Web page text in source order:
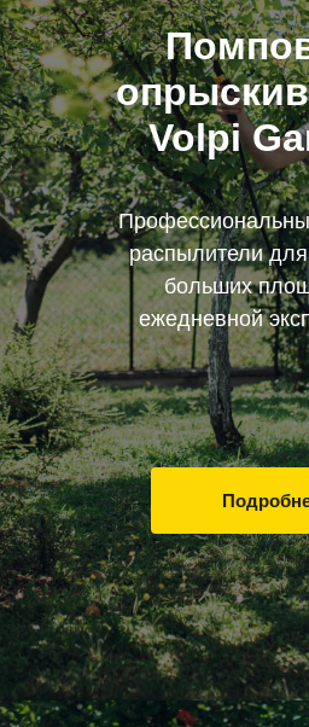
Volpi
распылители для
больших
ежедневной